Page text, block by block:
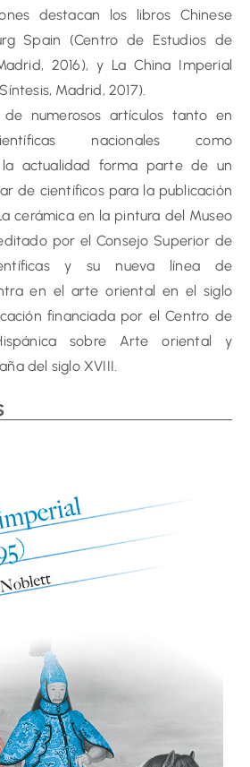
destacan los libros Chinese
Spain (Centro de Estudios de
2016), y La China Imperial
Madrid, 2017).
numerosos artículos tanto en
nacionales como
la actualidad forma parte de un
de científicos para la publicación
cerámica en la pintura del Museo
por el Consejo Superior de
y su nueva línea de
en el arte oriental en el siglo
financiada por el Centro de
sobre Arte oriental y
del siglo XVIII.